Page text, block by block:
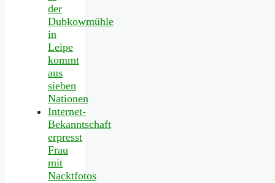
der
Dubkowmühle
in
Leipe
kommt
aus
sieben
Nationen
Internet-
Bekanntschaft
erpresst
Frau
mit
Nacktfotos